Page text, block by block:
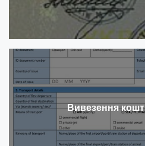
Вивезення